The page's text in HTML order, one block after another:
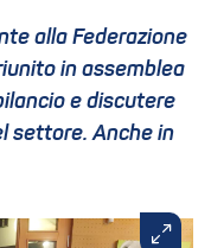
alla Federazione
in assemblea
e discutere
settore. Anche in